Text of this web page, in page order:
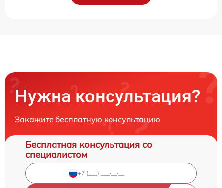
Нужна консультация?
Закажите бесплатную консультацию
Бесплатная консультация со
специалистом